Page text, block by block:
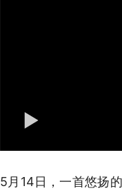
5月14日，一首悠扬